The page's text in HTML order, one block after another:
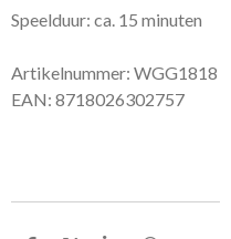
Speelduur: ca. 15 minuten
Artikelnummer: WGG1818
EAN: 8718026302757